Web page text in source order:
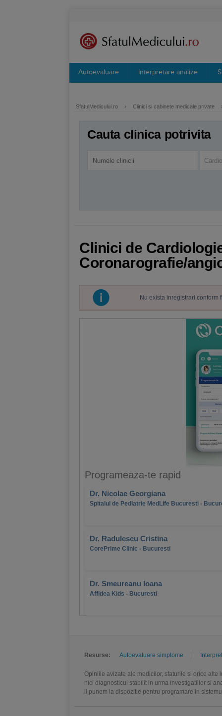
Autoevaluare Interpretare analize
SfatulMedicului.ro › Clinici si cabinete medicale private
Cauta clinica potrivita
Clinici de
Coronarografie/
Nu exista inregistrari
Programeaza-te rapid
Dr. Nicolae Georgiana
Spitalul de Pediatrie MedLife Bucuresti -
Dr. Radulescu Cristina
CorePrime Clinic - Bucuresti
Dr. Smeureanu Ioana
Affidea Kids - Bucuresti
Resurse: Autoevaluare simptome
Opiniile avizate ale medicilor, sfaturile si orice
nici diagnosticul stabilit in urma investigatiilor si
ii punem la dispozitie pentru programare in